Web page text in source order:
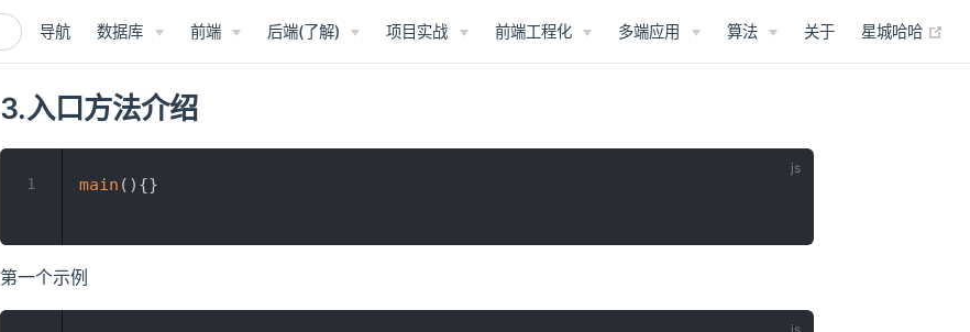
导航 数据库 前端 后端(了解) 项目实战 前端工程化 多端应用 算法 关于 星城哈哈
3.入口方法介绍
main ( ) {}
1
第一个示例